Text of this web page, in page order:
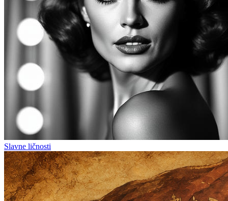
Slavne ličnosti